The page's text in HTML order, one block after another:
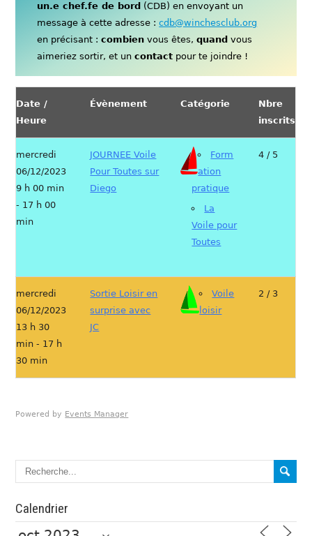
un.e chef.fe de bord (CDB) en envoyant un
message à cette adresse :cdb@winchesclub.org
en précisant :combien vous êtes,quand vous
aimeriez sortir, et uncontact pour te joindre !
Date /
Heure
Évènement Catégorie
Nbre
inscrits
mercredi
06/12/2023
9 h 00 min
- 17 h 00
min
JOURNEE Voile
Pour Toutes sur
Diego
Form
ation
pratique
La
Voile pour
Toutes
4 / 5
mercredi
06/12/2023
13 h 30
min - 17 h
30 min
Sortie Loisir en
surprise avec
JC
Voile
loisir
2 / 3
Powered by Events Manager
Calendrier